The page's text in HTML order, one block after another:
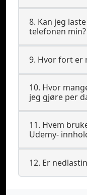
8. Kan jeg
telefonen min?
9. Hvor fort er
10. Hvor
jeg gjøre per
11. Hvem
Udemy-
12. Er